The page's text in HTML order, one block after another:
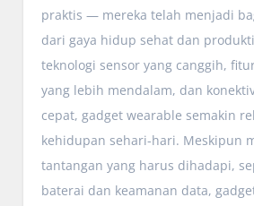
praktis — mereka telah menjadi
dari gaya hidup sehat dan
teknologi sensor yang canggih,
yang lebih mendalam, dan
cepat, gadget wearable semakin
kehidupan sehari-hari. Meskipun
tantangan yang harus dihadapi,
baterai dan keamanan data,